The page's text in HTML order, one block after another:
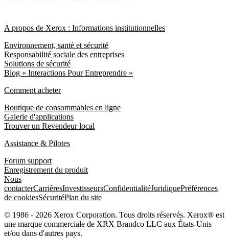
A propos de Xerox : Informations institutionnelles
Environnement, santé et sécurité
Responsabilité sociale des entreprises
Solutions de sécurité
Blog « Interactions Pour Entreprendre »
Comment acheter
Boutique de consommables en ligne
Galerie d'applications
Trouver un Revendeur local
Assistance & Pilotes
Forum support
Enregistrement du produit
Nous
contacterCarrièresInvestisseursConfidentialitéJuridiquePréférences
de cookiesSécuritéPlan du site
© 1986 - 2026 Xerox Corporation. Tous droits réservés. Xerox® est
une marque commerciale de XRX Brandco LLC aux États-Unis
et/ou dans d'autres pays.